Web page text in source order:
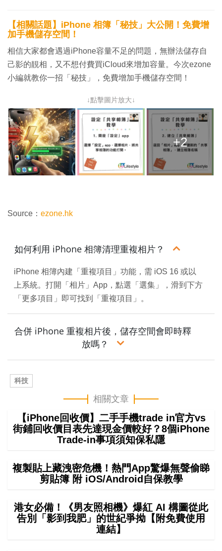
【相關話題】iPhone 相簿「秘技」大公開！免費增
加手機儲存空間！
相信大家都會遇過iPhone容量不足的問題，無辦法儲存自
己影的靚相，又不想付費買iCloud來增加容量。今次ezone
小編就教你一招「秘技」，免費增加手機儲存空間！
↓點擊圖片放大↓
+2
Source： ezone.hk
如何利用 iPhone 相簿清理重複相片？
iPhone 相簿內建「重複項目」功能，需 iOS 16 或以
上系統。打開「相片」App，點選「選集」，滑到下方
「更多項目」即可找到「重複項目」。
合併 iPhone 重複相片後，儲存空間會即時釋
放嗎？
科技
相關文章
【iPhone回收價】二手手機trade in官方vs
街鋪回收價目表先達現金價較好？8個iPhone
Trade-in事項須知保私隱
複製貼上藏洩密危機！熱門App驚爆無聲偷睇
剪貼簿 附 iOS/Android自保教學
港女必備！《男友照相機》爆紅 AI 構圖從此
告別「影到我肥」的世紀爭拗【附免費使用
連結】